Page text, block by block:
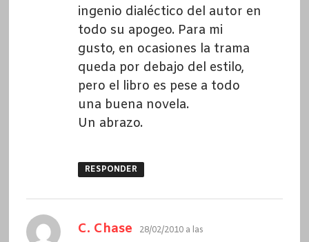
ingenio dialéctico del autor en
todo su apogeo. Para mi
gusto, en ocasiones la trama
queda por debajo del estilo,
pero el libro es pese a todo
una buena novela.
Un abrazo.
RESPONDER
C. Chase dice:
28/02/2010 a las